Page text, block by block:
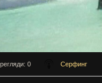
: 0 Серфинг